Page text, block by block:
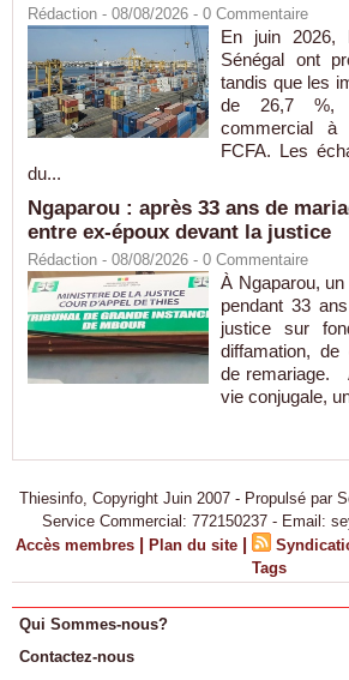
Rédaction - 08/08/2026 - 0 Commentaire
En juin 2026,
Sénégal ont
tandis que les
de 26,7 %,
commercial à
FCFA. Les
du...
Ngaparou : après 33 ans de
entre ex-époux devant la justice
Rédaction - 08/08/2026 - 0 Commentaire
À Ngaparou,
pendant 33
justice sur
diffamation,
de remariage.
vie conjugale,
Thiesinfo, Copyright Juin 2007 - Propulsé par
Service Commercial: 772150237 - Email:
Accès membres | Plan du site |
Tags
Qui Sommes-nous?
Contactez-nous